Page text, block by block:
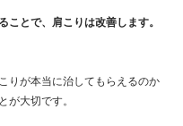
ことで、肩こりは改善します。
りが本当に治してもらえるのか
が大切です。